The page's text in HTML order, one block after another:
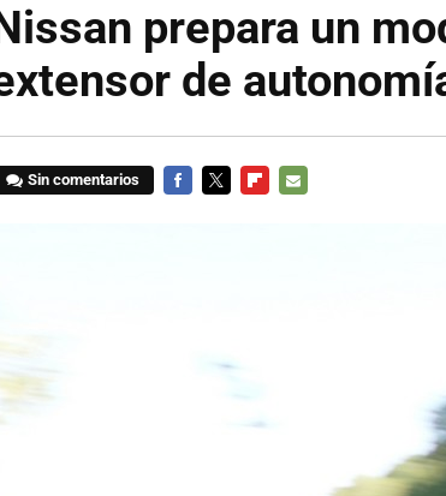
prepara un
de
Sin comentarios